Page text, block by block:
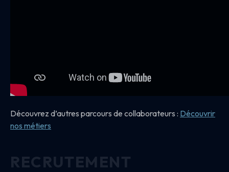
Découvrez d’autres parcours de collaborateurs : Découvrir
nos métiers
RECRUTEMENT